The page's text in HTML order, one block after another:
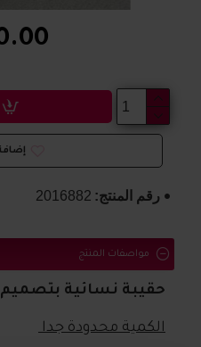
رقم المنتج: 2016882
مواصفات المنتج
حقيبة نسائية
الكمية محدودة جدا